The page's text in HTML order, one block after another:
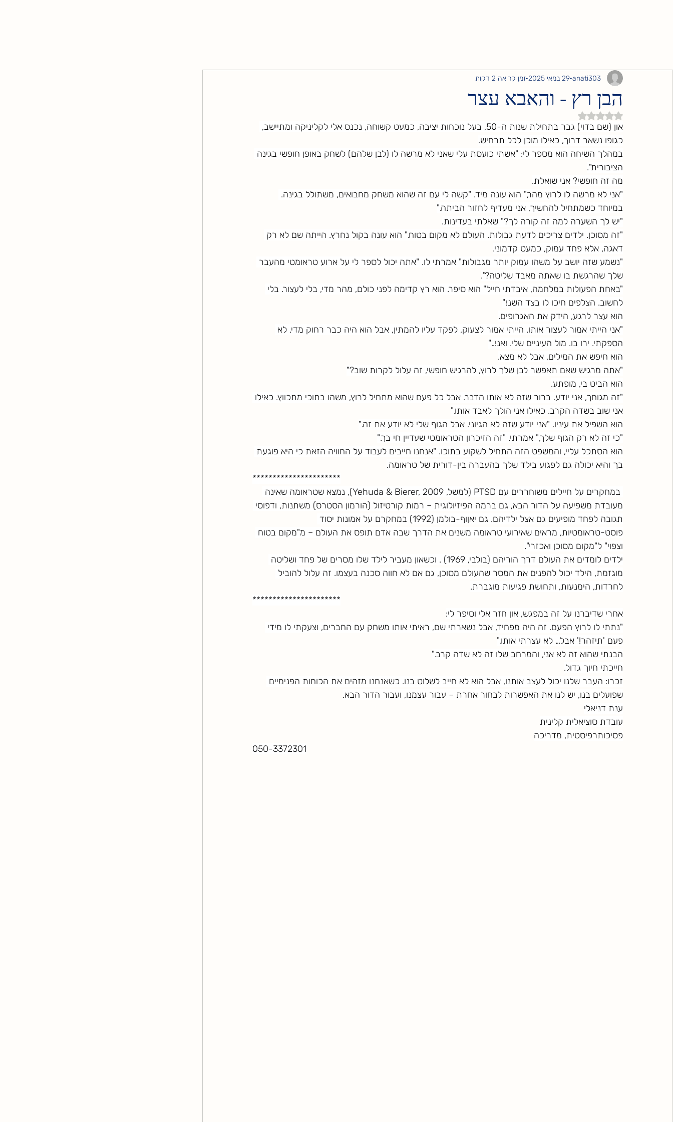
הבן רץ - והאבא עצר
anati303 29 במאי 2025 זמן קריאה 2 דקות
דירוג של NaN מתוך 5 כוכבים
און (שם בדוי) גבר בתחילת שנות ה-50, בעל נוכחות יציבה, כמעט קשוחה, נכנס אלי לקליניקה ומתיישב,
כגופו נשאר דרוך, כאילו מוכן לכל תרחיש.
במהלך השיחה הוא מספר לי: "אשתי כועסת עלי שאני לא מרשה לו (לבן שלהם) לשחק באופן חופשי בגינה
הציבורית".
מה זה חופשי? אני שואלת.
"אני לא מרשה לו לרוץ מהר," הוא עונה מיד. "קשה לי עם זה שהוא משחק מחבואים, משתולל בגינה.
במיוחד כשמתחיל להחשיך, אני מעדיף לחזור הביתה."
"יש לך השערה למה זה קורה לך?" שאלתי בעדינות.
"זה מסוכן. ילדים צריכים לדעת גבולות. העולם לא מקום בטוח." הוא עונה בקול נחרץ. הייתה שם לא רק
דאגה, אלא פחד עמוק, כמעט קדמוני.
"נשמע שזה יושב על משהו עמוק יותר מגבולות" אמרתי לו. "אתה יכול לספר לי על ארוע טראומטי מהעבר
שלך שהרגשת בו שאתה מאבד שליטה?".
"באחת הפעולות במלחמה, איבדתי חייל" הוא סיפר. הוא רץ קדימה לפני כולם, מהר מדי, בלי לעצור. בלי
לחשוב. הצלפים חיכו לו בצד השני."
הוא עצר לרגע, הידק את האגרופים.
"אני הייתי אמור לעצור אותו. הייתי אמור לצעוק, לפקד עליו להמתין, אבל הוא היה כבר רחוק מדי. לא
הספקתי. ירו בו. מול העיניים שלי. ואני…"
הוא חיפש את המילים, אבל לא מצא.
"אתה מרגיש שאם תאפשר לבן שלך לרוץ, להרגיש חופשי, זה עלול לקרות שוב?"
הוא הביט בי, מופתע.
"זה מגוחך, אני יודע. ברור שזה לא אותו הדבר. אבל כל פעם שהוא מתחיל לרוץ, משהו בתוכי מתכווץ. כאילו
אני שוב בשדה הקרב. כאילו אני הולך לאבד אותו."
הוא השפיל את עיניו. "אני יודע שזה לא הגיוני. אבל הגוף שלי לא יודע את זה."
"כי זה לא רק הגוף שלך," אמרתי. "זה הזיכרון הטראומטי שעדיין חי בך."
הוא הסתכל עליי, והמשפט הזה התחיל לשקוע בתוכו. "אנחנו חייבים לעבוד על החוויה הזאת כי היא פוגעת
בך והיא יכולה גם לפגוע בילד שלך בהעברה בין-דורית של טראומה.
**********************
במחקרים על חיילים משוחררים עם PTSD (למשל, Yehuda & Bierer, 2009), נמצא שטראומה שאינה
מעובדת משפיעה על הדור הבא, גם ברמה הפיזיולוגית – רמות קורטיזול (הורמון הסטרס) משתנות, ודפוסי
תגובה לפחד מופיעים גם אצל ילדיהם. גם יאןוף-בולמן (1992) במחקרם על אמונות יסוד
פוסט-טראומטיות, מראים שאירועי טראומה משנים את הדרך שבה אדם תופס את העולם – מ"מקום בטוח
וצפוי" ל"מקום מסוכן ואכזרי".
ילדים לומדים את העולם דרך הוריהם (בולבי, 1969) . וכשאון מעביר לילד שלו מסרים של פחד ושליטה
מוגזמת, הילד יכול להפנים את המסר שהעולם מסוכן, גם אם לא חווה סכנה בעצמו. זה עלול להוביל
לחרדות, הימנעות, ותחושת פגיעות מוגברת.
**********************
אחרי שדיברנו על זה במפגש, און חזר אלי וסיפר לי:
"נתתי לו לרוץ הפעם. זה היה מפחיד, אבל נשארתי שם, ראיתי אותו משחק עם החברים, וצעקתי לו מידי
פעם 'תיזהר!' אבל… לא עצרתי אותו."
הבנתי שהוא זה לא אני, והמרחב שלו זה לא שדה קרב."
חייכתי חיוך גדול.
זכרו: העבר שלנו יכול לעצב אותנו, אבל הוא לא חייב לשלוט בנו. כשאנחנו מזהים את הכוחות הפנימיים
שפועלים בנו, יש לנו את האפשרות לבחור אחרת – עבור עצמנו, ועבור הדור הבא.
ענת דניאלי
עובדת סוציאלית קלינית
פסיכותרפיסטית, מדריכה
050-3372301